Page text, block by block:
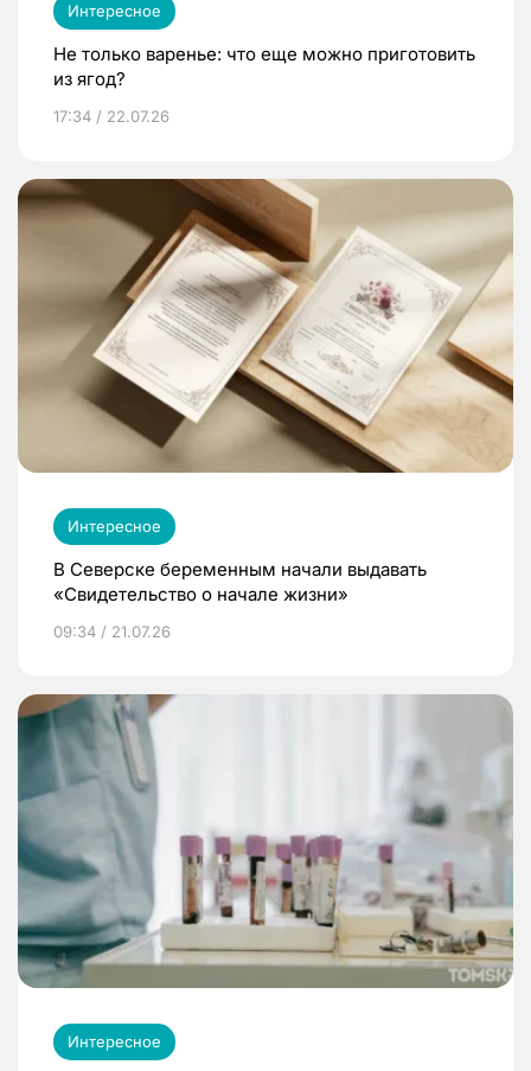
Интересное
Не только варенье: что еще можно приготовить
из ягод?
17:34 / 22.07.26
Интересное
В Северске беременным начали выдавать
«Свидетельство о начале жизни»
09:34 / 21.07.26
Интересное